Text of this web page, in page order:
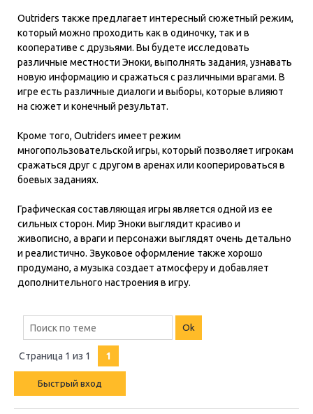
Outriders также предлагает интересный сюжетный режим,
который можно проходить как в одиночку, так и в
кооперативе с друзьями. Вы будете исследовать
различные местности Эноки, выполнять задания, узнавать
новую информацию и сражаться с различными врагами. В
игре есть различные диалоги и выборы, которые влияют
на сюжет и конечный результат.
Кроме того, Outriders имеет режим
многопользовательской игры, который позволяет игрокам
сражаться друг с другом в аренах или кооперироваться в
боевых заданиях.
Графическая составляющая игры является одной из ее
сильных сторон. Мир Эноки выглядит красиво и
живописно, а враги и персонажи выглядят очень детально
и реалистично. Звуковое оформление также хорошо
продумано, а музыка создает атмосферу и добавляет
дополнительного настроения в игру.
Страница 1 из 1 1